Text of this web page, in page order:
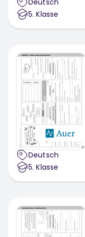
Deutsch
5. Klasse
Deutsch
5. Klasse